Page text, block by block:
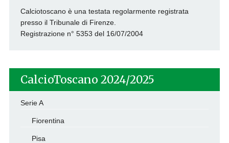
Calciotoscano è una testata regolarmente registrata
presso il Tribunale di Firenze.
Registrazione n° 5353 del 16/07/2004
CalcioToscano 2024/2025
Serie A
Fiorentina
Pisa